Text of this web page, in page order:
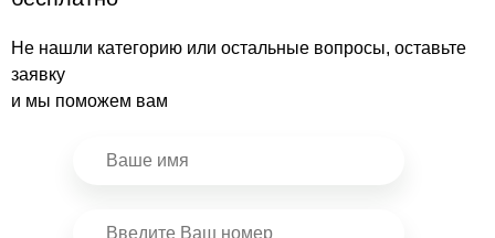
Не нашли категорию или остальные вопросы, оставьте
заявку
и мы поможем вам